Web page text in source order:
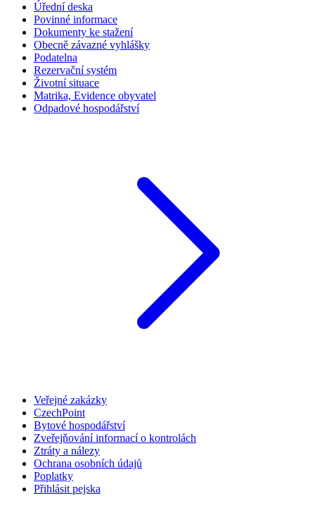
Úřední deska
Povinné informace
Dokumenty ke stažení
Obecně závazné vyhlášky
Podatelna
Rezervační systém
Životní situace
Matrika, Evidence obyvatel
Odpadové hospodářství
Veřejné zakázky
CzechPoint
Bytové hospodářství
Zveřejňování informací o kontrolách
Ztráty a nálezy
Ochrana osobních údajů
Poplatky
Přihlásit pejska